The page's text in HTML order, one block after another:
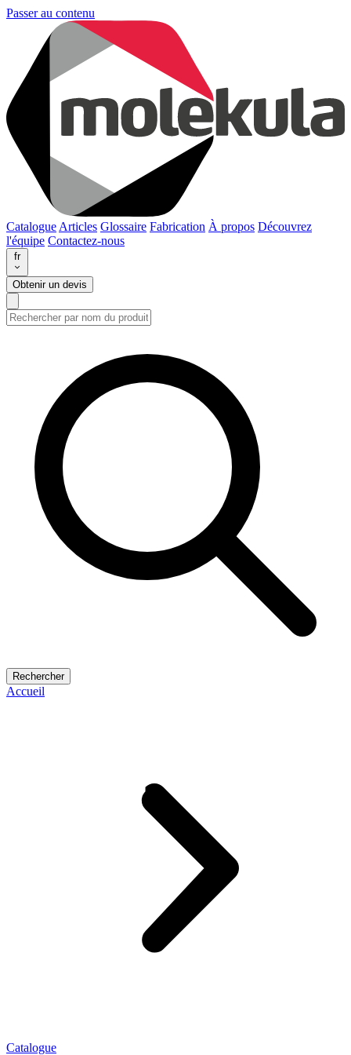
Passer au contenu
Catalogue Articles Glossaire Fabrication À propos Découvrez
l'équipe Contactez-nous
fr
Obtenir un devis
Rechercher
Accueil
Catalogue